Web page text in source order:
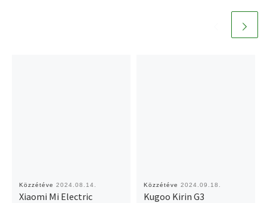
Közzétéve 2024.08.14.
Xiaomi Mi Electric
Közzétéve 2024.09.18.
Kugoo Kirin G3